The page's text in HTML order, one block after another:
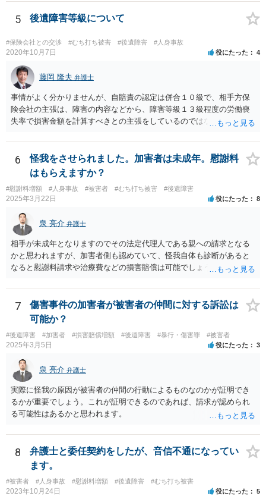
5 後遺障害等級について
#保険会社との交渉 #むち打ち被害 #後遺障害 #人身事故
2020年10月7日 役にたった 4
藤岡 隆夫 弁護士
事情がよく分かりませんが、自賠責の認定は併合１０級で、相手方保
険会社の主張は、障害の内容などから、障害等級１３級程度の労働喪
失率で損害金額を計算すべきとの主張をしているのではないでしょう
ので、弁護士を交代しても状況は変わらないでしょう。今の弁護士と
十分に打ち合わせをすることが重要だと思います。
6
怪我をさせられました。加害者は未成年。慰謝料
はもらえますか？
#慰謝料増額 #人身事故 #被害者 #むち打ち被害 #後遺障害
2025年3月22日 役にたった 8
泉 亮介 弁護士
相手が未成年となりますのでその法定代理人である親への請求となる
かと思われますが、加害者側も認めていて、怪我自体も診断があると
なると慰謝料請求や治療費などの損害賠償は可能でしょう。 整骨院へ
い場合が多いです。 また、保険会社から提案される金額は低めに出さ
れることも多いため、その交渉のために弁護士を入れるということも
考えられるかと思われます。
7
傷害事件の加害者が被害者の仲間に対する訴訟は
可能か？
#後遺障害 #加害者 #損害賠償増額 #後遺障害 #暴行・傷害罪 #被害者
2025年3月5日 役にたった 3
泉 亮介 弁護士
実際に怪我の原因が被害者の仲間の行動によるものなのかが証明でき
るかが重要でしょう。これが証明できるのであれば、請求が認められ
る可能性はあるかと思われます。
8
弁護士と委任契約をしたが、音信不通になってい
ます。
#被害者 #人身事故 #慰謝料増額 #後遺障害 #むち打ち被害
2023年10月24日 役にたった 5